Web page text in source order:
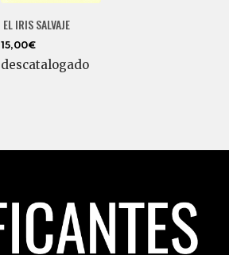
EL IRIS SALVAJE
15,00€
descatalogado